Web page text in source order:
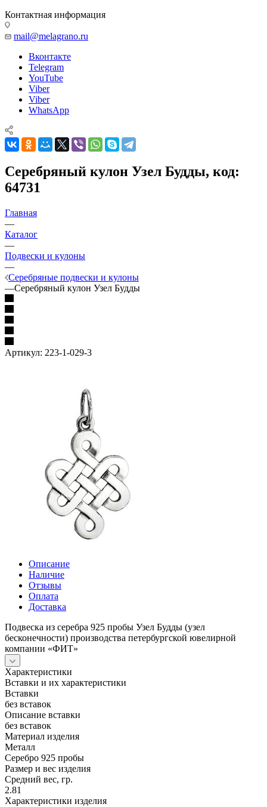
Контактная информация
mail@melagrano.ru
Вконтакте
Telegram
YouTube
Viber
Viber
WhatsApp
Серебряный кулон Узел Будды, код:
64731
Главная
—
Каталог
—
Подвески и кулоны
—
Серебряные подвески и кулоны
—Серебряный кулон Узел Будды
Артикул: 223-1-029-3
Описание
Наличие
Отзывы
Оплата
Доставка
Подвеска из серебра 925 пробы Узел Будды (узел
бесконечности) производства петербургской ювелирной
компании «ФИТ»
Характеристики
Вставки и их характеристики
Вставки
без вставок
Описание вставки
без вставок
Материал изделия
Металл
Серебро 925 пробы
Размер и вес изделия
Средний вес, гр.
2.81
Характеристики изделия